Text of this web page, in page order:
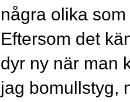
några olika
Eftersom det
dyr ny när man
jag bomullstyg,